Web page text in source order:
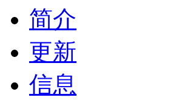
简介
更新
信息